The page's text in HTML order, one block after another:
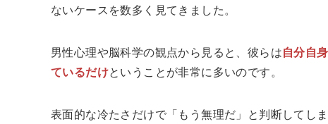
ないケースを数多く見てきました。
男性心理や脳科学の観点から見ると、彼らは自分自
ているだけということが非常に多いのです。
表面的な冷たさだけで「もう無理だ」と判断してし